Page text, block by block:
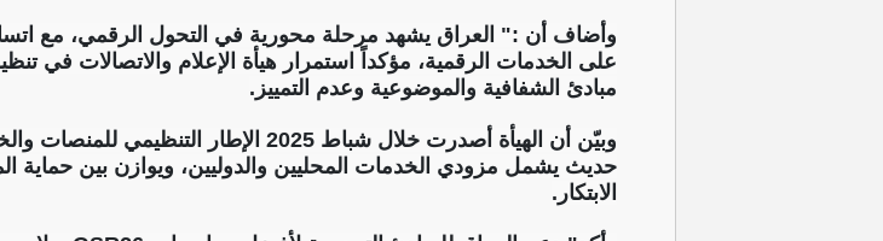
وأضاف أن :" العراق يشهد مرحلة محورية في التحول الرقمي، مع اتساع
على الخدمات الرقمية، مؤكداً استمرار هيأة الإعلام والاتصالات في
مبادئ الشفافية والموضوعية وعدم التمييز.
وبيّن أن الهيأة أصدرت خلال شباط 2025
حديث يشمل مزودي الخدمات المحليين والدوليين، ويوازن بين حماية
الابتكار.